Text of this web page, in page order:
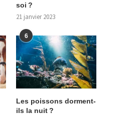
soi ?
21 janvier 2023
6
Les poissons dorment-
ils la nuit ?